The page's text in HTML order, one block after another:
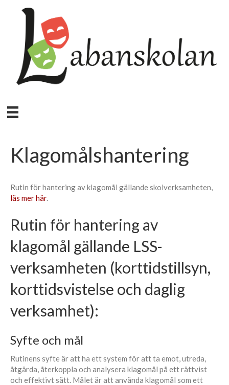
Klagomålshantering
Rutin för hantering av klagomål gällande skolverksamheten,
läs mer här.
Rutin för hantering av
klagomål gällande LSS-
verksamheten (korttidstillsyn,
korttidsvistelse och daglig
verksamhet):
Syfte och mål
Rutinens syfte är att ha ett system för att ta emot, utreda,
åtgärda, återkoppla och analysera klagomål på ett rättvist
och effektivt sätt. Målet är att använda klagomål som ett